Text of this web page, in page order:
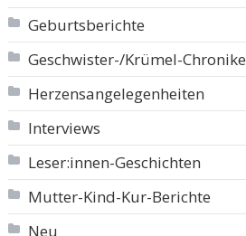
Geburtsberichte
Geschwister-/Krümel-
Herzensangelegenheiten
Interviews
Leser:innen-Geschichten
Mutter-Kind-Kur-Berichte
Neu